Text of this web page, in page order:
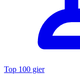
Top 100 gier